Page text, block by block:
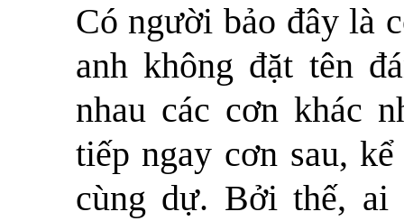
Có người bảo đây là
anh không đặt tên
nhau các cơn khác
tiếp ngay cơn sau,
cùng dự. Bởi thế, ai